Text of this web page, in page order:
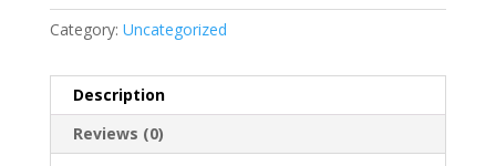
Category: Uncategorized
Description
Reviews (0)